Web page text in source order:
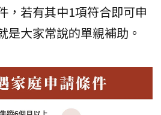
，若有其中1項符合即可申
是大家常說的單親補助。